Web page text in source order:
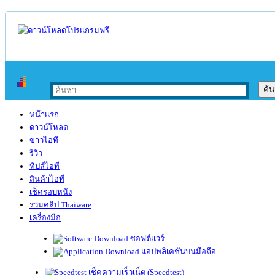
หน้าแรก
ดาวน์โหลด
ข่าวไอที
รีวิว
ทิปส์ไอที
สินค้าไอที
เช็ครอบหนัง
รวมคลิป Thaiware
เครื่องมือ
ซอฟต์แวร์
แอปพลิเคชันบนมือถือ
เช็คความเร็วเน็ต (Speedtest)